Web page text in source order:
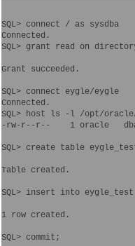
SQL> connect / as sysdba
Connected.
SQL> grant read on
Grant succeeded.
SQL> connect eygle/eygle
Connected.
SQL> host ls -l /opt/oracle/
-rw-r--r--    1 oracle   dba
SQL> create table
Table created.
SQL> insert into
1 row created.
SQL> commit;